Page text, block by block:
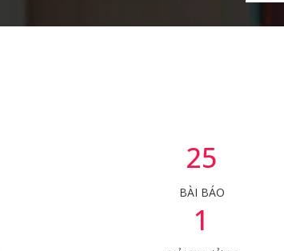
25
BÀI BÁO
1